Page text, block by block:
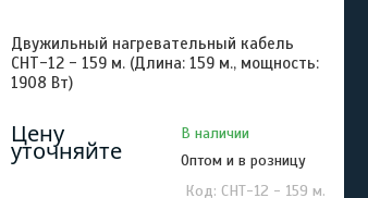
Двужильный нагревательный кабель
СНТ-12 - 159 м. (Длина: 159 м., мощность:
1908 Вт)
Цену
уточняйте
В наличии
Оптом и в розницу
СНТ-12 - 159 м.